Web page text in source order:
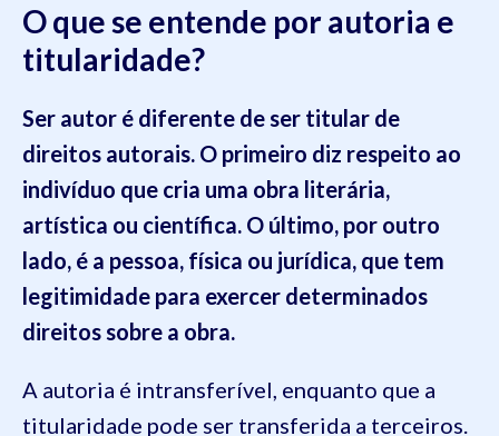
O que se entende por autoria e
titularidade?
Ser autor é diferente de ser titular de
direitos autorais. O primeiro diz respeito ao
indivíduo que cria uma obra literária,
artística ou científica. O último, por outro
lado, é a pessoa, física ou jurídica, que tem
legitimidade para exercer determinados
direitos sobre a obra.
A autoria é intransferível, enquanto que a
titularidade pode ser transferida a terceiros.